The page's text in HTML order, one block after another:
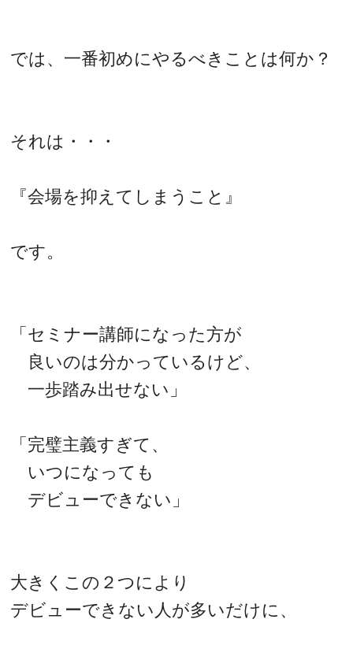
では、一番初めにやるべきことは何か？
それは・・・
『会場を抑えてしまうこと』
です。
「セミナー講師になった方が
良いのは分かっているけど、
一歩踏み出せない」
「完璧主義すぎて、
いつになっても
デビューできない」
大きくこの２つにより
デビューできない人が多いだけに、